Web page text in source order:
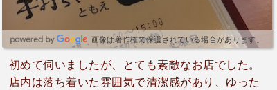
画像は著作権で保護されている場合があります。
初めて伺いましたが、とても素敵なお店でした。
店内は落ち着いた雰囲気で清潔感があり、ゆった